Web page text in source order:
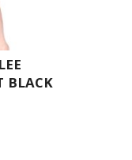
BLACK